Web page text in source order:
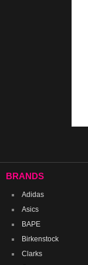
BRANDS
Adidas
Asics
BAPE
Birkenstock
Clarks